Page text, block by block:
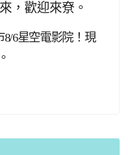
，歡迎來尞。
8/6星空電影院！現